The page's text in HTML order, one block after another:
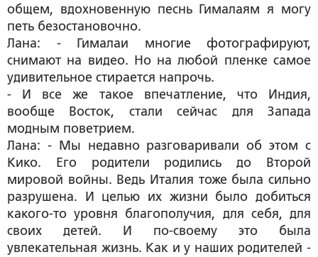
общем, вдохновенную песнь Гималаям я могу
петь безостановочно.
Лана: - Гималаи многие фотографируют,
снимают на видео. Но на любой пленке самое
удивительное стирается напрочь.
- И все же такое впечатление, что Индия,
вообще Восток, стали сейчас для Запада
модным поветрием.
Лана: - Мы недавно разговаривали об этом с
Кико. Его родители родились до Второй
мировой войны. Ведь Италия тоже была сильно
разрушена. И целью их жизни было добиться
какого-то уровня благополучия, для себя, для
своих детей. И по-своему это была
увлекательная жизнь. Как и у наших родителей -